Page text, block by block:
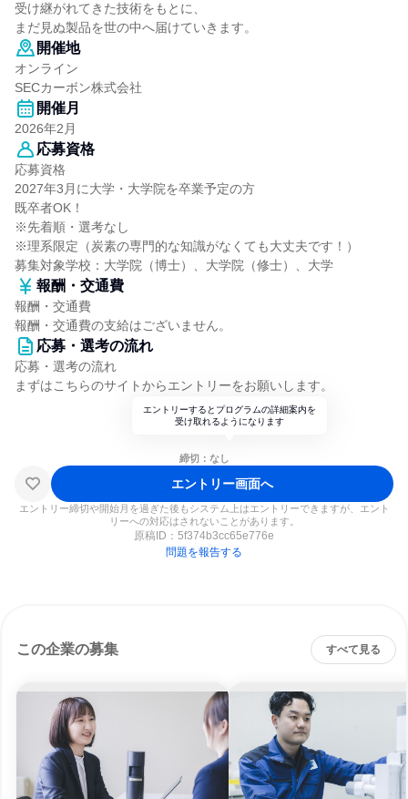
受け継がれてきた技術をもとに、
まだ見ぬ製品を世の中へ届けていきます。
開催地
オンライン
SECカーボン株式会社
開催月
2026年2月
応募資格
応募資格
2027年3月に大学・大学院を卒業予定の方
既卒者OK！
※先着順・選考なし
※理系限定（炭素の専門的な知識がなくても大丈夫です！）
募集対象学校：大学院（博士）、大学院（修士）、大学
報酬・交通費
報酬・交通費
報酬・交通費の支給はございません。
応募・選考の流れ
応募・選考の流れ
まずはこちらのサイトからエントリーをお願いします。
エントリーするとプログラムの詳細案内を
受け取れるようになります
締切：なし
エントリー画面へ
エントリー締切や開始月を過ぎた後もシステム上はエントリーできますが、エント
リーへの対応はされないことがあります。
原稿ID： 5f374b3cc65e776e
問題を報告する
この企業の募集 すべて見る